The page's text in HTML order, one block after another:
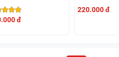
đ
220.000 đ